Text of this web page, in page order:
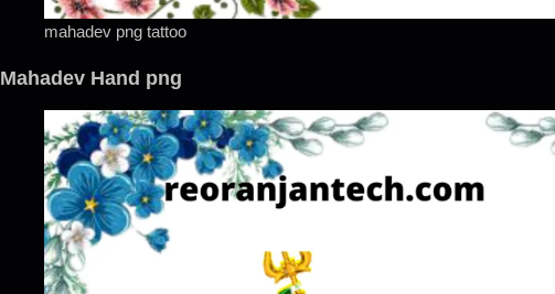
mahadev png tattoo
Mahadev Hand png